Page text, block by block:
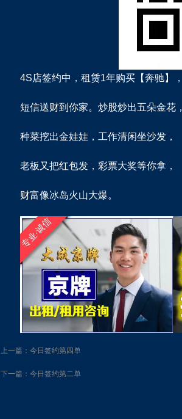
4S店签约中，租赁1年购买【奔驰】，
短信送财到你家。炒股炒出五朵金花，
种菜挖出金娃娃，工作清闲坐沙发，
老板又把红包发，彩票大奖等你拿，
财富像冰岛火山大爆。
上一篇：今日签约第四单
下一篇：今日签约第二单